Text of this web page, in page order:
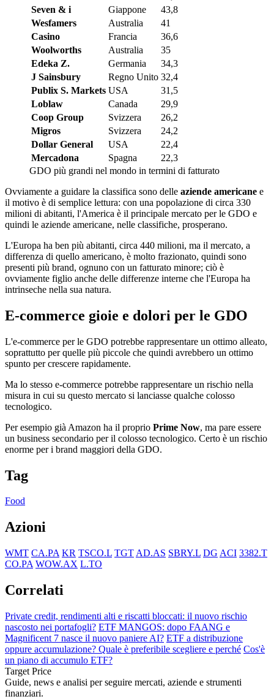
Seven & i
Giappone
43,8
Wesfamers
Australia
41
Casino
Francia
36,6
Woolworths
Australia
35
Edeka Z.
Germania
34,3
J Sainsbury
Regno Unito 32,4
Publix S. Markets USA
31,5
Loblaw
Canada
29,9
Coop Group
Svizzera
26,2
Migros
Svizzera
24,2
Dollar General
USA
22,4
Mercadona
Spagna
22,3
GDO più grandi nel mondo in termini di fatturato
Ovviamente a guidare la classifica sono delle aziende americane e
il motivo è di semplice lettura: con una popolazione di circa 330
milioni di abitanti, l'America è il principale mercato per le GDO e
quindi le aziende americane, nelle classifiche, prosperano.
L'Europa ha ben più abitanti, circa 440 milioni, ma il mercato, a
differenza di quello americano, è molto frazionato, quindi sono
presenti più brand, ognuno con un fatturato minore; ciò è
ovviamente figlio anche delle differenze interne che l'Europa ha
intrinseche nella sua natura.
E-commerce gioie e dolori per le GDO
L'e-commerce per le GDO potrebbe rappresentare un ottimo alleato,
soprattutto per quelle più piccole che quindi avrebbero un ottimo
spunto per crescere rapidamente.
Ma lo stesso e-commerce potrebbe rappresentare un rischio nella
misura in cui su questo mercato si lanciasse qualche colosso
tecnologico.
Per esempio già Amazon ha il proprio Prime Now, ma pare essere
un business secondario per il colosso tecnologico. Certo è un rischio
enorme per i brand maggiori della GDO.
Tag
Food
Azioni
WMT CA.PA KR TSCO.L TGT AD.AS SBRY.L DG ACI 3382.T
CO.PA WOW.AX L.TO
Correlati
Private credit, rendimenti alti e riscatti bloccati: il nuovo rischio
nascosto nei portafogli? ETF MANGOS: dopo FAANG e
Magnificent 7 nasce il nuovo paniere AI? ETF a distribuzione
oppure accumulazione? Quale è preferibile scegliere e perché Cos'è
un piano di accumulo ETF?
Target Price
Guide, news e analisi per seguire mercati, aziende e strumenti
finanziari.